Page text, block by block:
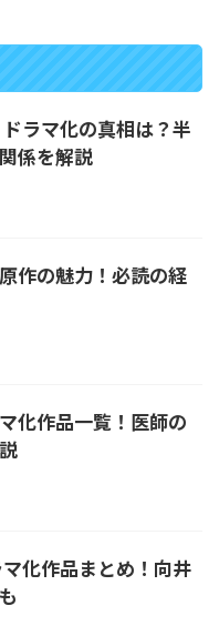
ラマ化の真相は？半
係を解説
作の魅力！必読の経
化作品一覧！医師の
化作品まとめ！向井